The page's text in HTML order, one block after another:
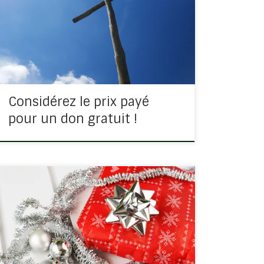
quelqu’un, cela va lui être gratuit et ce ne
sera pas grand chose si vous lui payez
quelque chose à 1€, ça va ? 10 € ça passe
Considérez le prix payé
pour un don gratuit !
C’est la période des fêtes, nous sommes pris
par beaucoup de choses, un programme
chargé, des préparations de toutes sortes,
des achats et des réceptions… Dieu aussi a
pris le temps de préparer son cadeau pour
chacun […]